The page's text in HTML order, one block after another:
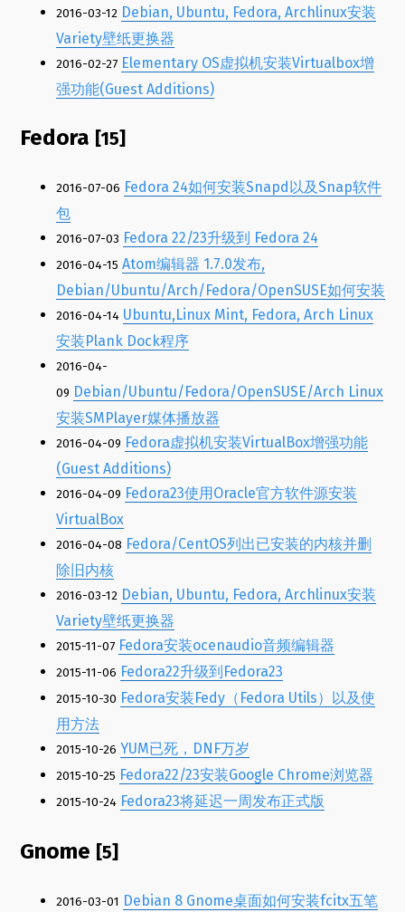
2016-03-12 Debian, Ubuntu, Fedora, Archlinux安装
Variety壁纸更换器
2016-02-27 Elementary OS虚拟机安装Virtualbox增
强功能(Guest Additions)
Fedora [15]
2016-07-06 Fedora 24如何安装Snapd以及Snap软件
包
2016-07-03 Fedora 22/23升级到 Fedora 24
2016-04-15 Atom编辑器 1.7.0发布,
Debian/Ubuntu/Arch/Fedora/OpenSUSE如何安装
2016-04-14 Ubuntu,Linux Mint, Fedora, Arch Linux
安装Plank Dock程序
2016-04-
09 Debian/Ubuntu/Fedora/OpenSUSE/Arch Linux
安装SMPlayer媒体播放器
2016-04-09 Fedora虚拟机安装VirtualBox增强功能
(Guest Additions)
2016-04-09 Fedora23使用Oracle官方软件源安装
VirtualBox
2016-04-08 Fedora/CentOS列出已安装的内核并删
除旧内核
2016-03-12 Debian, Ubuntu, Fedora, Archlinux安装
Variety壁纸更换器
2015-11-07 Fedora安装ocenaudio音频编辑器
2015-11-06 Fedora22升级到Fedora23
2015-10-30 Fedora安装Fedy（Fedora Utils）以及使
用方法
2015-10-26 YUM已死，DNF万岁
2015-10-25 Fedora22/23安装Google Chrome浏览器
2015-10-24 Fedora23将延迟一周发布正式版
Gnome [5]
2016-03-01 Debian 8 Gnome桌面如何安装fcitx五笔